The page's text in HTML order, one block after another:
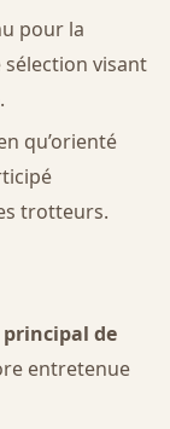
pour la
visant
qu’orienté
trotteurs.
principal de
entretenue